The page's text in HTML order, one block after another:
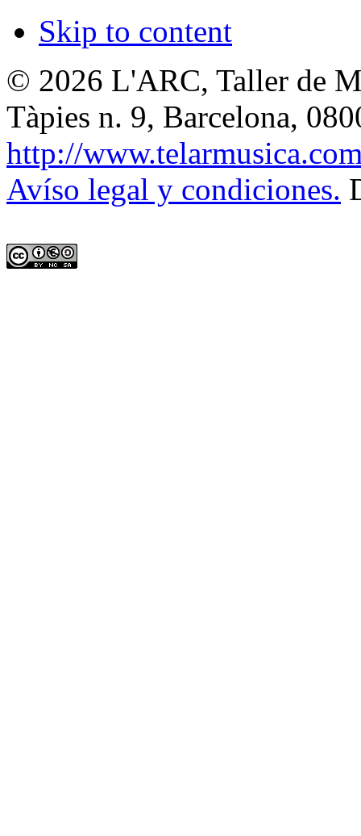
Skip to content
© 2026 L'ARC, Taller de
Tàpies n. 9, Barcelona,
http://
Avíso legal y condiciones.